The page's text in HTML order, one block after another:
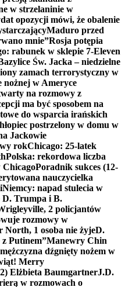
w strzelaninie w
opozycji mówi, że obalenie
Maduro przed
mnie”Rosja potępia
rabunek w sklepie 7-Eleven
Św. Jacka – niedzielne
zamach terrorystyczny w
nożnej w Ameryce
na rozmowy z
ma być sposobem na
do wsparcia irańskich
postrzelony w domu w
Jackowie
rokChicago: 25-latek
Polska: rekordowa liczba
ChicagoPoradnik sukces (12-
nauczycielka
Niemcy: napad stulecia w
D. Trumpa i B.
2 policjantów
rozmowy w
North, 1 osoba nie żyjeD.
Putinem”Manewry Chin
dźgnięty nożem w
Merry
Elżbieta BaumgartnerJ.D.
w rozmowach o